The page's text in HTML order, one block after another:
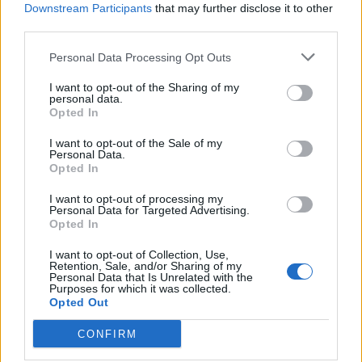
Downstream Participants that may further disclose it to other
Personal Data Processing Opt Outs
I want to opt-out of the Sharing of my
personal data.
Opted In
I want to opt-out of the Sale of my
Personal Data.
Opted In
I want to opt-out of processing my
Personal Data for Targeted Advertising.
Opted In
I want to opt-out of Collection, Use,
Retention, Sale, and/or Sharing of my
Personal Data that Is Unrelated with the
Purposes for which it was collected.
Opted Out
CONFIRM
Ακολουθήστε το Pink.gr στοGoogle News
μάθετε πρώτοιτα πιο hot νέα.
Ακολουθήστε το Pink.gr και στοInstagram